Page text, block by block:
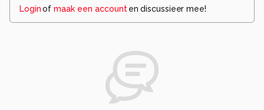
Loginof maak een account en discussieer mee!